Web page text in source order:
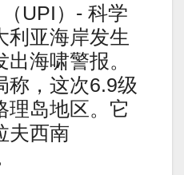
UPI）- 科学
利亚海岸发生
海啸警报。
称，这次6.9级
理岛地区。它
夫西南